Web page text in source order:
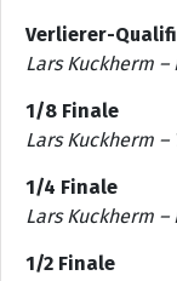
Verlierer-
Lars Kuckherm –
1/8 Finale
Lars Kuckherm –
1/4 Finale
Lars Kuckherm –
1/2 Finale